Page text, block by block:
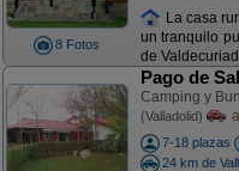
8 Fotos
La casa
un tranquilo
de
Pago de
Camping y
(Valladolid) a
7-18 plazas
24 km de